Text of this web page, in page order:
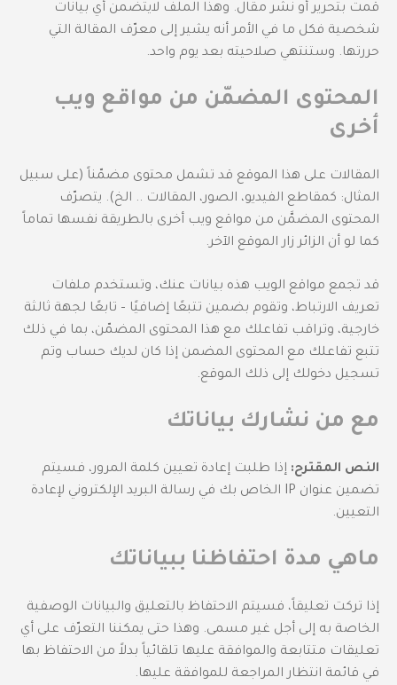
قمت بتحرير أو نشر مقال. وهذا الملف لايتضمن أي بيانات
شخصية فكل ما في الأمر أنه يشير إلى معرّف المقالة التي
حررتها. وستنتهي صلاحيته بعد يوم واحد.
المحتوى المضمّن من مواقع ويب
أخرى
المقالات على هذا الموقع قد تشمل محتوى مضمّناً (على سبيل
المثال: كمقاطع الفيديو، الصور، المقالات .. الخ). يتصرّف
المحتوى المضمَّن من مواقع ويب أخرى بالطريقة نفسها تماماً
كما لو أن الزائر زار الموقع الآخر.
قد تجمع مواقع الويب هذه بيانات عنك، وتستخدم ملفات
تعريف الارتباط، وتقوم بضمين تتبعًا إضافيًا – تابعًا لجهة ثالثة
خارجية، وتراقب تفاعلك مع هذا المحتوى المضمّن، بما في ذلك
تتبع تفاعلك مع المحتوى المضمن إذا كان لديك حساب وتم
تسجيل دخولك إلى ذلك الموقع.
مع من نشارك بياناتك
النص المقترح: إذا طلبت إعادة تعيين كلمة المرور، فسيتم
تضمين عنوان IP الخاص بك في رسالة البريد الإلكتروني لإعادة
التعيين.
ماهي مدة احتفاظنا ببياناتك
إذا تركت تعليقاً، فسيتم الاحتفاظ بالتعليق والبيانات الوصفية
الخاصة به إلى أجل غير مسمى. وهذا حتى يمكننا التعرّف على أي
تعليقات متتابعة والموافقة عليها تلقائياً بدلاً من الاحتفاظ بها
في قائمة انتظار المراجعة للموافقة عليها.